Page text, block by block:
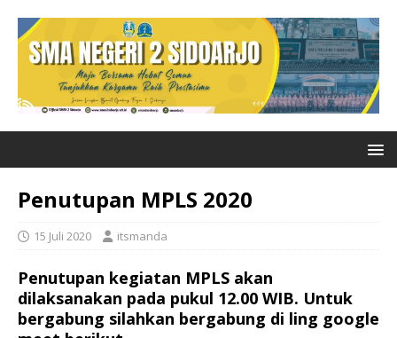
Penutupan MPLS 2020
15 Juli 2020 itsmanda
Penutupan kegiatan MPLS akan
dilaksanakan pada pukul 12.00 WIB. Untuk
bergabung silahkan bergabung di ling google